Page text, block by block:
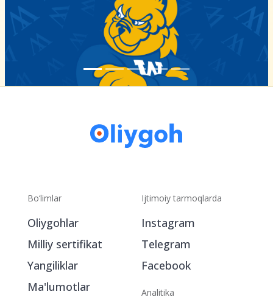
Bo‘limlar
Oliygohlar
Milliy sertifikat
Ijtimoiy tarmoqlarda
Instagram
Telegram